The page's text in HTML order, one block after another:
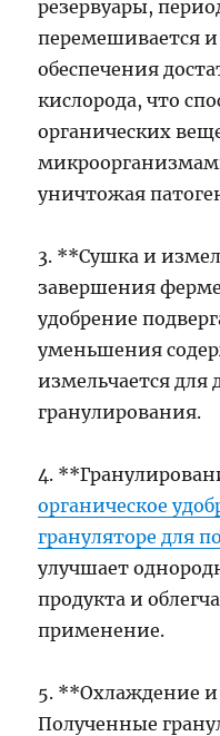
резервуары,
перемешивается
обеспечения
кислорода, что
органических
уничтожая
3. **Сушка и
завершения
удобрение
уменьшения
измельчается для
гранулирования.
4.
органическое
грануляторе для
улучшает
продукта и
применение.
5. **Охлаждение
Полученные